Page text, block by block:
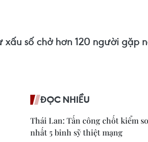
số chở hơn 120 người gặp
ĐỌC NHIỀU
Thái Lan: Tấn công chốt kiểm
nhất 5 binh sỹ thiệt mạng